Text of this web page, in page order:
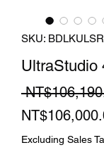
SKU:
UltraStudio
Excluding Sales